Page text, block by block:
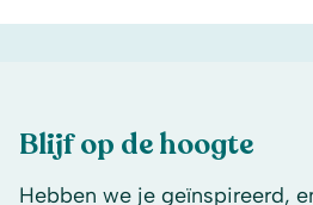
Blijf op de hoogte
Hebben we je geïnspireerd,